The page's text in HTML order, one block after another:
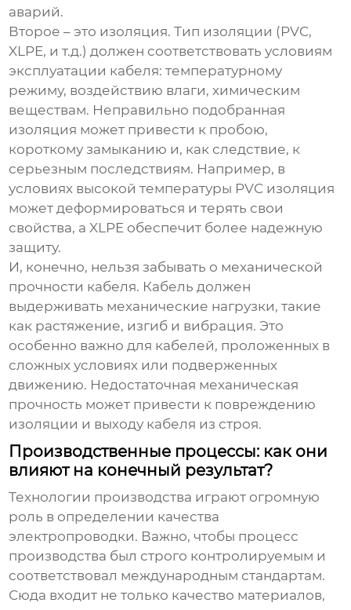
аварий.
Второе – это изоляция. Тип изоляции (PVC,
XLPE, и т.д.) должен соответствовать условиям
эксплуатации кабеля: температурному
режиму, воздействию влаги, химическим
веществам. Неправильно подобранная
изоляция может привести к пробою,
короткому замыканию и, как следствие, к
серьезным последствиям. Например, в
условиях высокой температуры PVC изоляция
может деформироваться и терять свои
свойства, а XLPE обеспечит более надежную
защиту.
И, конечно, нельзя забывать о механической
прочности кабеля. Кабель должен
выдерживать механические нагрузки, такие
как растяжение, изгиб и вибрация. Это
особенно важно для кабелей, проложенных в
сложных условиях или подверженных
движению. Недостаточная механическая
прочность может привести к повреждению
изоляции и выходу кабеля из строя.
Производственные процессы: как они
влияют на конечный результат?
Технологии производства играют огромную
роль в определении качества
электропроводки. Важно, чтобы процесс
производства был строго контролируемым и
соответствовал международным стандартам.
Сюда входит не только качество материалов,